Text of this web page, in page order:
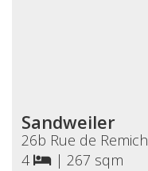
Sandweiler
26b Rue de Remich
4
| 267 sqm